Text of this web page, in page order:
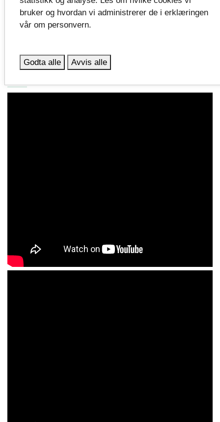
hovedutvalgsleder Jan Birger Løken som delte ut
prisene og stipendene. Foto: Anders Palmer Holmen
bruker og hvordan vi administrerer de i erklæringen
vår om personvern.
Godta alle Avvis alle